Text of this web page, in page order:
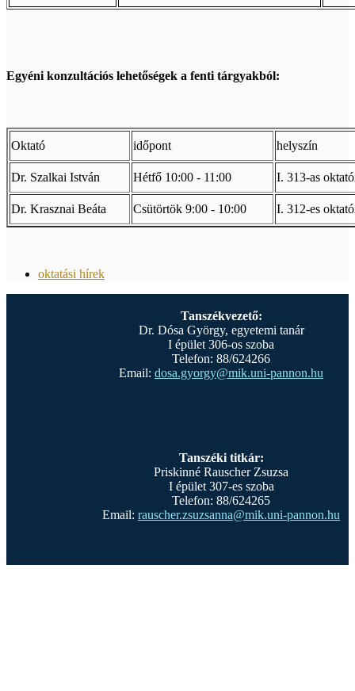
Egyéni konzultációs lehetőségek a fenti tárgyakból:
Oktató időpont helyszín
Dr. Szalkai István Hétfő 10:00 - 11:00 I. 313-as
Dr. Krasznai Beáta Csütörtök 9:00 - 10:00 I. 312-es
oktatási hírek
Tanszékvezető:
Dr. Dósa György, egyetemi tanár
I épület 306-os szoba
Telefon: 88/624266
Email: dosa.gyorgy@mik.uni-pannon.hu
Tanszéki titkár:
Priskinné Rauscher Zsuzsa
I épület 307-es szoba
Telefon: 88/624265
Email: rauscher.zsuzsanna@mik.uni-pannon.hu